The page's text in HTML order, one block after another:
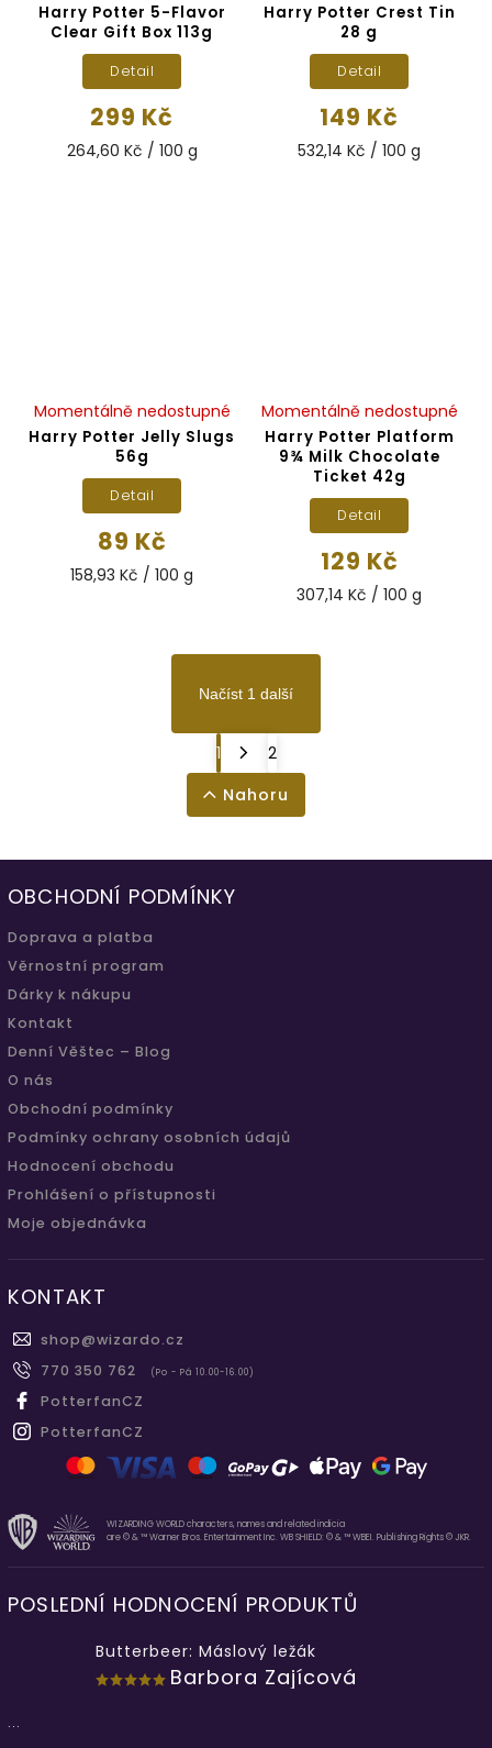
Harry Potter 5-Flavor
Clear Gift Box 113g
299 Kč
264,60 Kč / 100 g
Detail
Harry Potter Crest Tin
28 g
149 Kč
532,14 Kč / 100 g
Detail
Harry Potter Jelly Slugs
56g
Momentálně nedostupné
89 Kč
158,93 Kč / 100 g
Detail
Harry Potter Platform
9¾ Milk Chocolate
Ticket 42g
Momentálně nedostupné
129 Kč
307,14 Kč / 100 g
Detail
Načíst 1 další
1
2
Nahoru
OBCHODNÍ PODMÍNKY
Doprava a platba
Věrnostní program
Dárky k nákupu
Kontakt
Denní Věštec – Blog
O nás
Obchodní podmínky
Podmínky ochrany osobních údajů
Hodnocení obchodu
Prohlášení o přístupnosti
Moje objednávka
KONTAKT
shop@wizardo.cz
770 350 762
(Po - Pá 10.00-16.00)
PotterfanCZ
PotterfanCZ
WIZARDING WORLD characters, names and related indicia
are © & ™ Warner Bros. Entertainment Inc. WB SHIELD: © & ™ WBEI. Publishing Rights © JKR.
POSLEDNÍ HODNOCENÍ PRODUKTŮ
Butterbeer: Máslový ležák
Barbora Zajícová
...